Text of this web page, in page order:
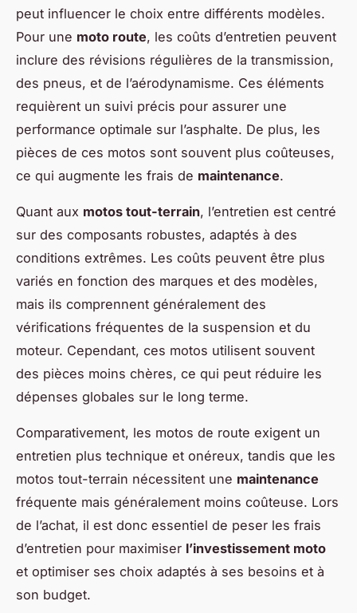
peut influencer le choix entre différents modèles.
Pour une moto route, les coûts d’entretien peuvent
inclure des révisions régulières de la transmission,
des pneus, et de l’aérodynamisme. Ces éléments
requièrent un suivi précis pour assurer une
performance optimale sur l’asphalte. De plus, les
pièces de ces motos sont souvent plus coûteuses,
ce qui augmente les frais de maintenance.
Quant aux motos tout-terrain, l’entretien est centré
sur des composants robustes, adaptés à des
conditions extrêmes. Les coûts peuvent être plus
variés en fonction des marques et des modèles,
mais ils comprennent généralement des
vérifications fréquentes de la suspension et du
moteur. Cependant, ces motos utilisent souvent
des pièces moins chères, ce qui peut réduire les
dépenses globales sur le long terme.
Comparativement, les motos de route exigent un
entretien plus technique et onéreux, tandis que les
motos tout-terrain nécessitent une maintenance
fréquente mais généralement moins coûteuse. Lors
de l’achat, il est donc essentiel de peser les frais
d’entretien pour maximiser l’investissement moto
et optimiser ses choix adaptés à ses besoins et à
son budget.